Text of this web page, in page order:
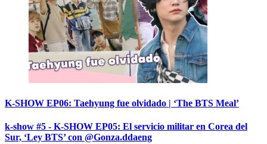
K-SHOW EP06: Taehyung fue olvidado | ‘The BTS Meal’
k-show #5 - K-SHOW EP05: El servicio militar en Corea del
Sur, ‘Ley BTS’ con @Gonza.ddaeng